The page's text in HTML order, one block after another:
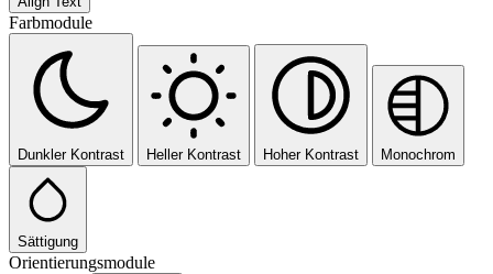
Farbmodule
Dunkler Kontrast Heller Kontrast Hoher Kontrast Monochrom
Sättigung
Orientierungsmodule